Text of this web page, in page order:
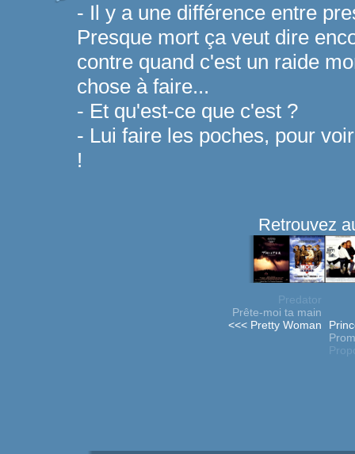
- Il y a une différence entre
Presque mort ça veut dire
contre quand c'est un raide
chose à faire...
- Et qu'est-ce que c'est ?
- Lui faire les poches, pour
!
Retrouvez
Predator
Prête-moi ta main
<<< Pretty Woman